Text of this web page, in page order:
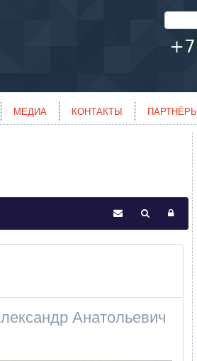
МЕДИА КОНТАКТЫ ПАРТНЁРЫ
Анатольевич